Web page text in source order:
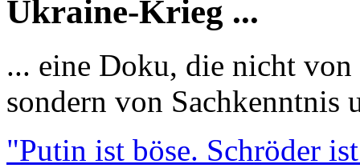
Ukraine-Krieg ...
... eine Doku, die nicht
sondern von Sachkenntnis
"Putin ist böse. Schröder